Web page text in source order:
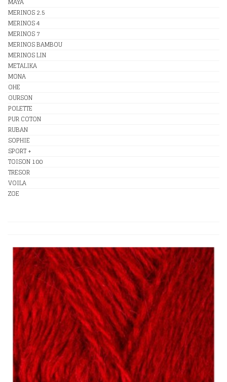
MERINOS 2.5
MERINOS 4
MERINOS 7
MERINOS BAMBOU
MERINOS LIN
METALIKA
MONA
OHE
OURSON
POLETTE
PUR COTON
RUBAN
SOPHIE
SPORT +
TOISON 100
TRESOR
VOILA
ZOE